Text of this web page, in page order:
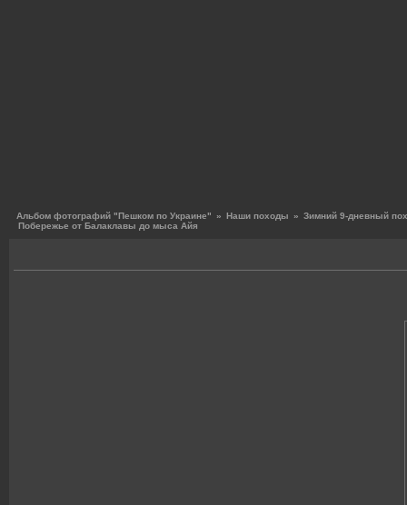
Альбом фотографий "Пешком по Украине" » Наши походы » Зимний 9-дневный
Побережье от Балаклавы до мыса Айя